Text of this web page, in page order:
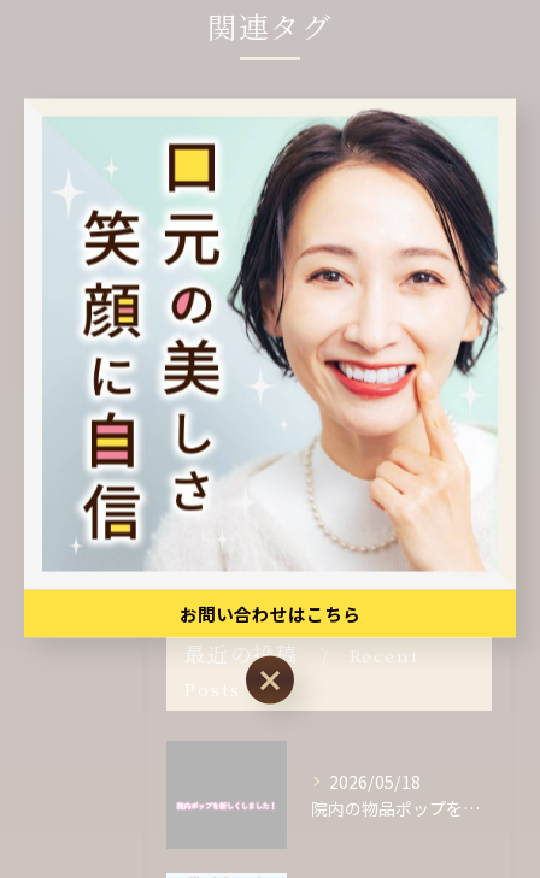
関連タグ
#堺筋本町
カテゴリー Categories
全てのカテゴリー
セラミック
インプラント
審美歯科
クリーニング
定期検診
最近の投稿
Recent
Posts
2026/05/18
院内の物品ポップをリニューアルしました✨
お問い合わせはこちら
お問い合わせはこちら